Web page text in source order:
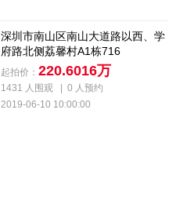
深圳市南山区南山大道路以西、学
府路北侧荔馨村A1栋716
起拍价： 220.6016万
1431 人围观
0 人预约
2019-06-10 10:00:00